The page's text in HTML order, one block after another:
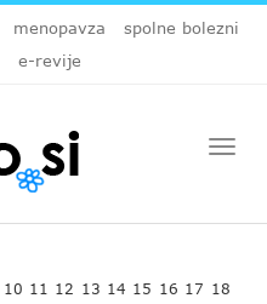
menopavza
spolne bolezni
e-revije
10 11 12 13 14 15 16 17 18